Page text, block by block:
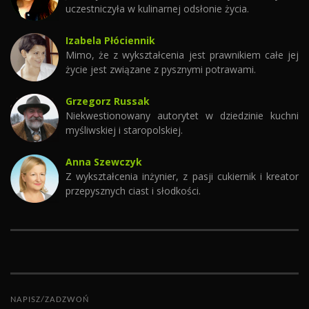
uczestniczyła w kulinarnej odsłonie życia.
Izabela Płóciennik
Mimo, że z wykształcenia jest prawnikiem całe jej
życie jest związane z pysznymi potrawami.
Grzegorz Russak
Niekwestionowany autorytet w dziedzinie kuchni
myśliwskiej i staropolskiej.
Anna Szewczyk
Z wykształcenia inżynier, z pasji cukiernik i kreator
przepysznych ciast i słodkości.
NAPISZ/ZADZWOŃ